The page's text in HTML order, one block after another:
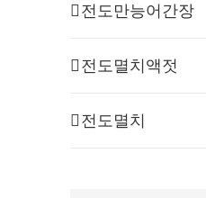
전도만능어간장
전도멸치액젓
전도멸치